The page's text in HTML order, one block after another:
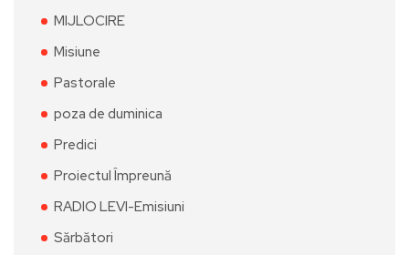
MIJLOCIRE
Misiune
Pastorale
poza de duminica
Predici
Proiectul Împreună
RADIO LEVI-Emisiuni
Sărbători